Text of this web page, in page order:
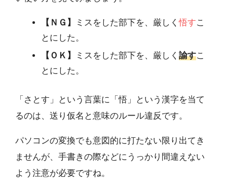
【ＮＧ】 ミスをした部下を、厳しく悟すこ
とにした。
【ＯＫ】
ミスをした部下を、厳しく 諭すこ
とにした。
「さとす」という言葉に「悟」という漢字を当て
るのは、送り仮名と意味のルール違反です。
パソコンの変換でも意図的に打たない限り出てき
ませんが、手書きの際などにうっかり間違えない
よう注意が必要ですね。